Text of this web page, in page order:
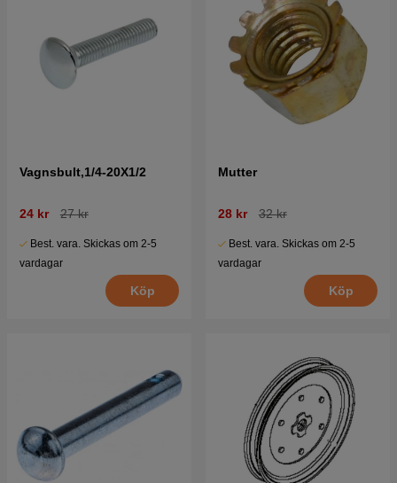
Vagnsbult,1/4-20X1/2
24 kr 27 kr
Best. vara. Skickas om 2-5
vardagar
Köp
Mutter
28 kr 32 kr
Best. vara. Skickas om 2-5
vardagar
Köp